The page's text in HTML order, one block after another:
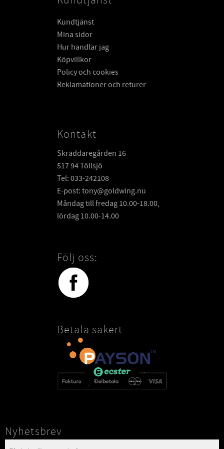
Kundtjänst
Mina sidor
Hur handlar jag
Köpvillkor
Policy och cookies
Reklamationer och returer
Kontakt
Skräddaregården 16
517 94 Töllsjö
Tel: 033-242108
E-post: tony@goldwing.nu
Måndag till fredag 10.00-18.00,
lördag 10.00-14.00
Följ oss:
Betala säkert
Nyhetsbrev